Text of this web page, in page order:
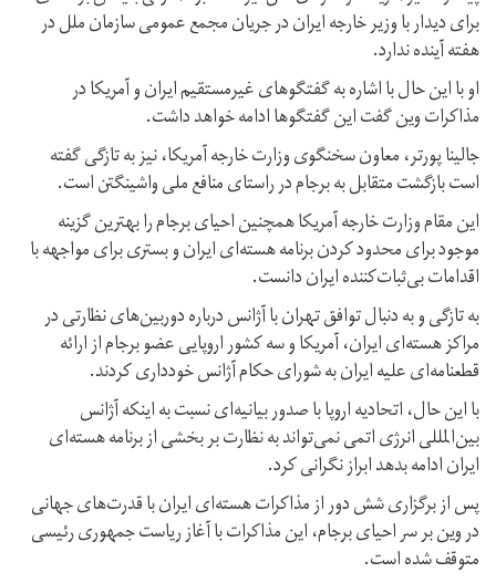
برای دیدار با وزیر خارجه ایران در جریان مجمع عمومی سازمان ملل در
هفته آینده ندارد.
او با این حال با اشاره به گفتگوهای غیرمستقیم ایران و آمریکا در
مذاکرات وین گفت این گفتگوها ادامه خواهد داشت.
جالینا پورتر، معاون سخنگوی وزارت خارجه آمریکا، نیز به تازگی گفته
است بازگشت متقابل به برجام در راستای منافع ملی واشینگتن است.
این مقام وزارت خارجه آمریکا همچنین احیای برجام را بهترین گزینه
موجود برای محدود کردن برنامه هسته‌ای ایران و بستری برای مواجهه با
اقدامات بی‌ثبات‌کننده ایران دانست.
به تازگی و به دنبال توافق تهران با آژانس درباره دوربین‌های نظارتی در
مراکز هسته‌ای ایران، آمریکا و سه کشور اروپایی عضو برجام از ارائه
قطعنامه‌ای علیه ایران به شورای حکام آژانس خودداری کردند.
با این حال، اتحادیه اروپا با صدور بیانیه‌ای نسبت به اینکه آژانس
بین‌المللی انرژی اتمی نمی‌تواند به نظارت بر بخشی از برنامه هسته‌ای
ایران ادامه بدهد ابراز نگرانی کرد.
پس از برگزاری شش دور از مذاکرات هسته‌ای ایران با قدرت‌های جهانی
در وین بر سر احیای برجام، این مذاکرات با آغاز ریاست جمهوری رئیسی
متوقف شده است.